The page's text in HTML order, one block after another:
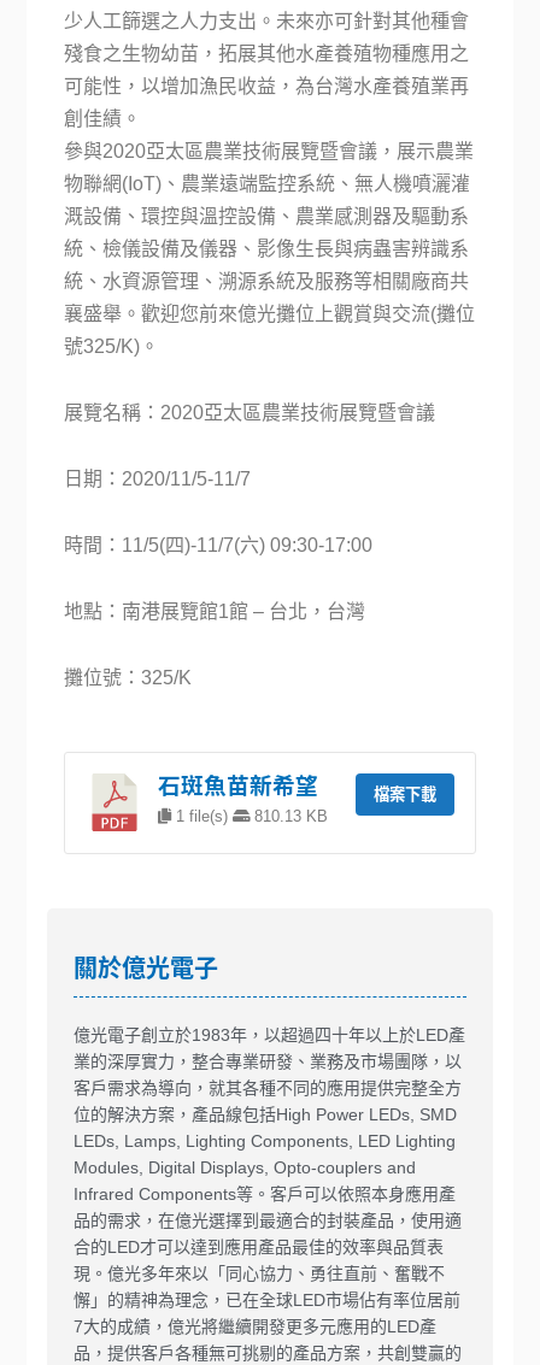
少人工篩選之人力支出。未來亦可針對其他種會
殘食之生物幼苗，拓展其他水產養殖物種應用之
可能性，以增加漁民收益，為台灣水產養殖業再
創佳績。
參與2020亞太區農業技術展覽暨會議，展示農業
物聯網(IoT)、農業遠端監控系統、無人機噴灑灌
溉設備、環控與溫控設備、農業感測器及驅動系
統、檢儀設備及儀器、影像生長與病蟲害辨識系
統、水資源管理、溯源系統及服務等相關廠商共
襄盛舉。歡迎您前來億光攤位上觀賞與交流(攤位
號325/K)。
展覽名稱：2020亞太區農業技術展覽暨會議
日期：2020/11/5-11/7
時間：11/5(四)-11/7(六) 09:30-17:00
地點：南港展覽館1館 – 台北，台灣
攤位號：325/K
石斑魚苗新希望
1 file(s) 810.13 KB
檔案下載
關於億光電子
億光電子創立於1983年，以超過四十年以上於LED產
業的深厚實力，整合專業研發、業務及市場團隊，以
客戶需求為導向，就其各種不同的應用提供完整全方
位的解決方案，產品線包括High Power LEDs, SMD
LEDs, Lamps, Lighting Components, LED Lighting
Modules, Digital Displays, Opto-couplers and
Infrared Components等。客戶可以依照本身應用產
品的需求，在億光選擇到最適合的封裝產品，使用適
合的LED才可以達到應用產品最佳的效率與品質表
現。億光多年來以「同心協力、勇往直前、奮戰不
懈」的精神為理念，已在全球LED市場佔有率位居前
7大的成績，億光將繼續開發更多元應用的LED產
品，提供客戶各種無可挑剔的產品方案，共創雙贏的